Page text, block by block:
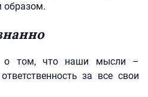
образом.
о том, что наши мысли –
за все свои